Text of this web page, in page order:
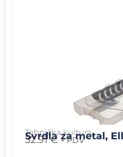
Tehnička kultura
Svrdla za metal,
32.91€ + PDV